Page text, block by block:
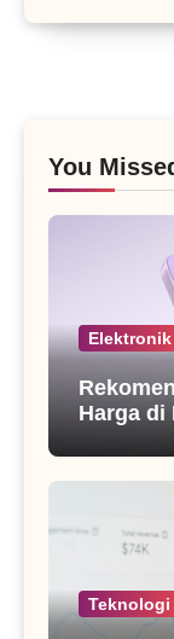
You
Elektronik
Harga di
Teknologi